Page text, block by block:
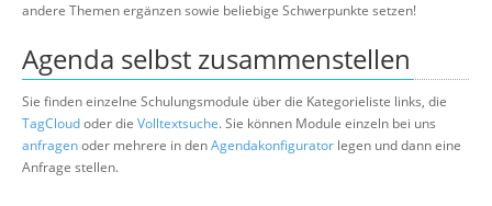
andere Themen ergänzen sowie beliebige Schwerpunkte setzen!
Agenda selbst zusammenstellen
Sie finden einzelne Schulungsmodule über die Kategorieliste links, die
TagCloudoder die Volltextsuche. Sie können Module einzeln bei uns
anfragenoder mehrere in denAgendakonfigurator legen und dann eine
Anfrage stellen.